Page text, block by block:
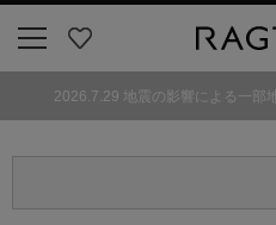
気
2026.7.29 地震の影響による一部